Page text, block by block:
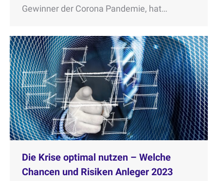
Gewinner der Corona Pandemie, hat…
Die Krise optimal nutzen – Welche
Chancen und Risiken Anleger 2023